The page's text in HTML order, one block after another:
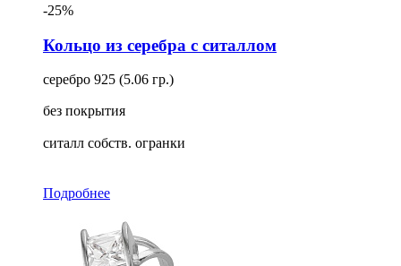
-25%
Кольцо из серебра с ситаллом
серебро 925 (5.06 гр.)
без покрытия
ситалл собств. огранки
Подробнее